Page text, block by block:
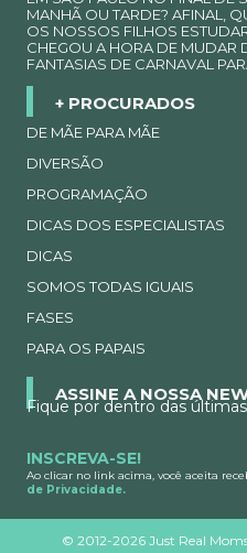
MANHÃ OU TARDE? AFINAL,
OS NOSSOS FILHOS
CHEGOU A HORA DE MUDAR
FANTASIAS DE CARNAVAL
+ PROCURADOS
DE MÃE PARA MÃE
DIVERSÃO
PROGRAMAÇÃO
DICAS DOS ESPECIALISTAS
DICAS
SOMOS TODAS IGUAIS
FASES
PARA OS PAPAIS
ASSINE A NOSSA
Fique por dentro das
INSCREVA-SE!
Ao clicar no link acima, você aceita
de Privacidade.
© 2012-2026 Just Real Moms